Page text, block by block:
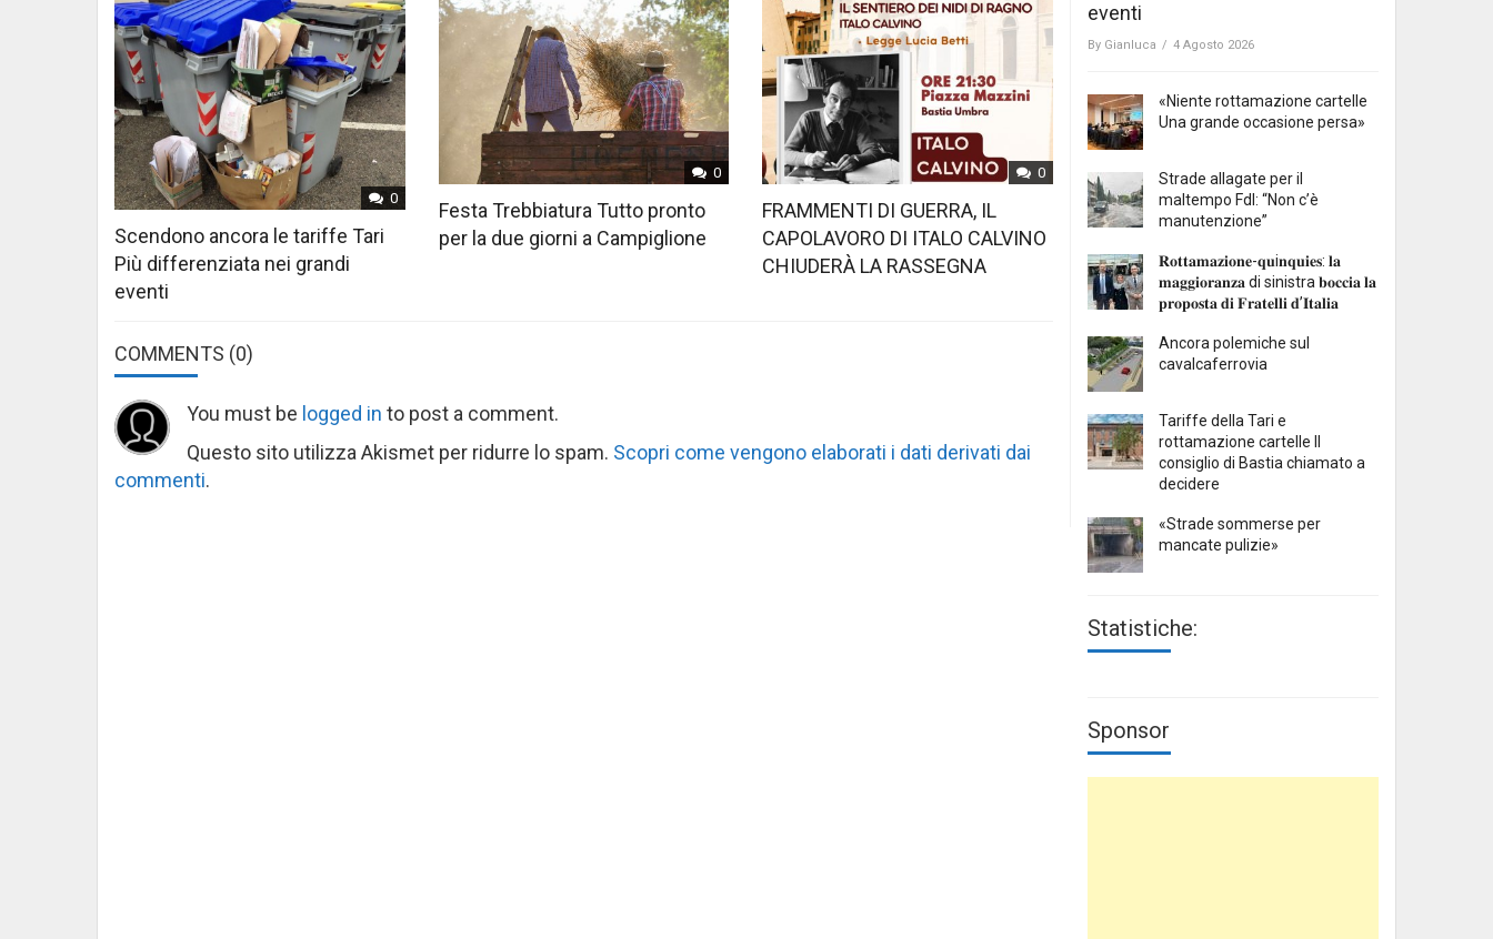
0
Scendono ancora le tariffe Tari
Più differenziata nei grandi
eventi
0
Festa Trebbiatura Tutto pronto
per la due giorni a Campiglione
0
FRAMMENTI DI GUERRA, IL
CAPOLAVORO DI ITALO CALVINO
CHIUDERÀ LA RASSEGNA
COMMENTS (0)
You must be logged in to post a comment.
Questo sito utilizza Akismet per ridurre lo spam. Scopri come vengono elaborati i dati derivati dai
commenti.
eventi
By Gianluca / 4 Agosto 2026
«Niente rottamazione cartelle
Una grande occasione persa»
Strade allagate per il
maltempo FdI: “Non c’è
manutenzione”
𝐑𝐨𝐭𝐭𝐚𝐦𝐚𝐳𝐢𝐨𝐧𝐞-𝐪𝐮i𝐧𝐪𝐮𝐢𝐞𝐬: 𝐥𝐚
𝐦𝐚𝐠𝐠𝐢𝐨𝐫𝐚𝐧𝐳𝐚 di sinistra 𝐛𝐨𝐜𝐜𝐢𝐚 𝐥𝐚
𝐩𝐫𝐨𝐩𝐨𝐬𝐭𝐚 𝐝𝐢 𝐅𝐫𝐚𝐭𝐞𝐥𝐥𝐢 𝐝’𝐈𝐭𝐚𝐥𝐢𝐚
Ancora polemiche sul
cavalcaferrovia
Tariffe della Tari e
rottamazione cartelle Il
consiglio di Bastia chiamato a
decidere
«Strade sommerse per
mancate pulizie»
Statistiche:
Sponsor